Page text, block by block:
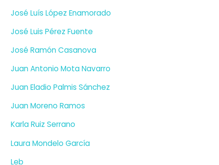
José Luís López Enamorado
José Luis Pérez Fuente
José Ramón Casanova
Juan Antonio Mota Navarro
Juan Eladio Palmis Sánchez
Juan Moreno Ramos
Karla Ruiz Serrano
Laura Mondelo García
Leb